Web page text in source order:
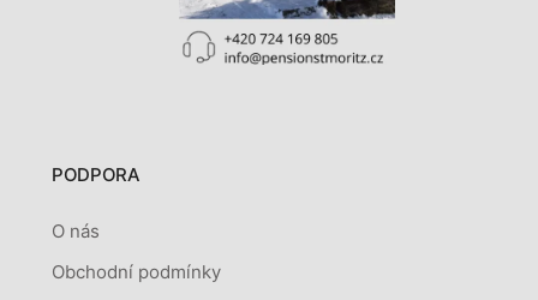
PODPORA
O nás
Obchodní podmínky